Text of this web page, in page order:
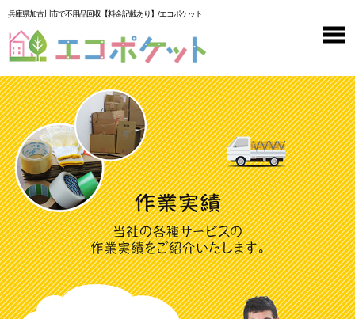
兵庫県加古川市で不用品回収【料金記載あり】/エコポケット